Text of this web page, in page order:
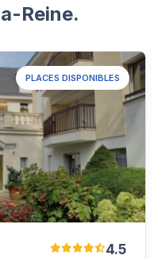
Reine.
PLACES DISPONIBLES
4.5